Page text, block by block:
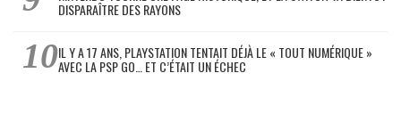
DISPARAÎTRE DES RAYONS
IL Y A 17 ANS, PLAYSTATION TENTAIT DÉJÀ LE « TOUT NUMÉRIQUE »
AVEC LA PSP GO… ET C’ÉTAIT UN ÉCHEC